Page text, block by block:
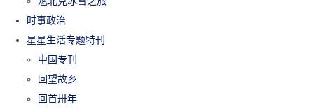
时事政治
星星生活专题特刊
中国专刊
回望故乡
回首卅年